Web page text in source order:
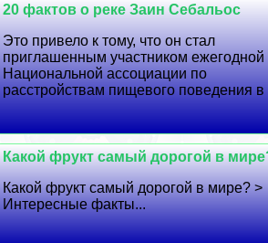
20 фактов о реке Заин Сeбaльос
Это привело к тому, что он стал
приглашенным участником ежегодной
Национальной ассоциации по
расстройствам пищевого поведения
Какой фрукт самый дорогой в
Какой фрукт самый дорогой в мире? >
Интересные факты...